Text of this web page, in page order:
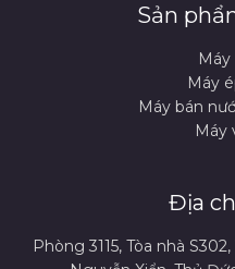
Sản
Máy
Máy
Máy bán
Máy
Địa
Phòng 3115, Tòa nhà